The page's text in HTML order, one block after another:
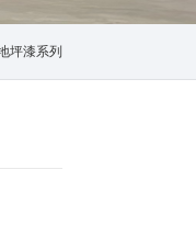
坪漆系列